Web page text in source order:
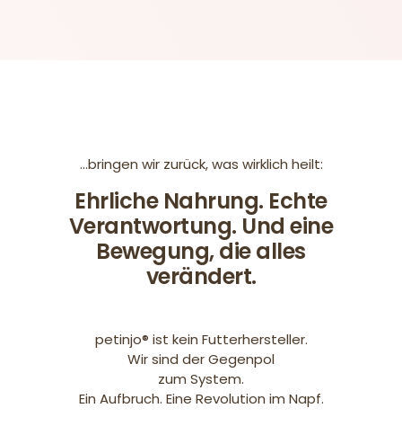
...bringen wir zurück, was wirklich heilt:
Ehrliche Nahrung. Echte
Verantwortung. Und eine
Bewegung, die alles
verändert.
petinjo® ist kein Futterhersteller.
Wir sind der Gegenpol
zum System.
Ein Aufbruch. Eine Revolution im Napf.